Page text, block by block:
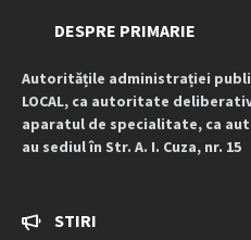
DESPRE PRIMARIE
Autoritățile administrației
LOCAL, ca autoritate
aparatul de specialitate, ca
au sediul în Str. A. I. Cuza, nr. 15
STIRI